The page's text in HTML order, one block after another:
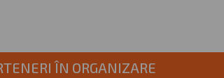
ÎN ORGANIZARE